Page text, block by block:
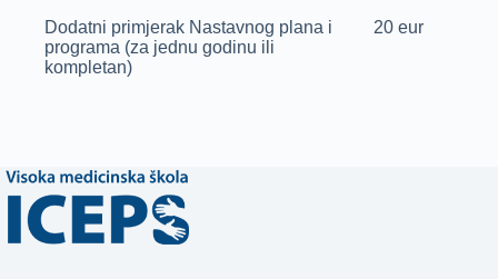
Dodatni primjerak Nastavnog plana i
programa (za jednu godinu ili
kompletan)
20 eur